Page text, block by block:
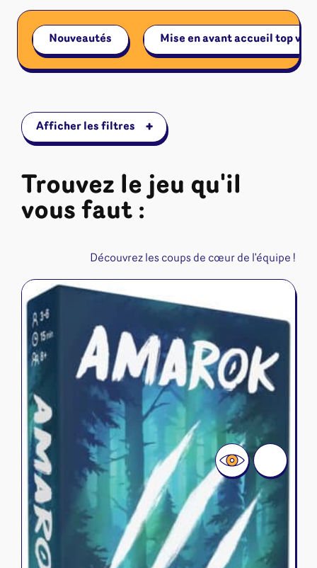
Autres
Nouveautés Mise en avant accueil top
Afficher les filtres +
Trouvez le jeu qu'il
vous faut :
Découvrez les coups de cœur de l'équipe !